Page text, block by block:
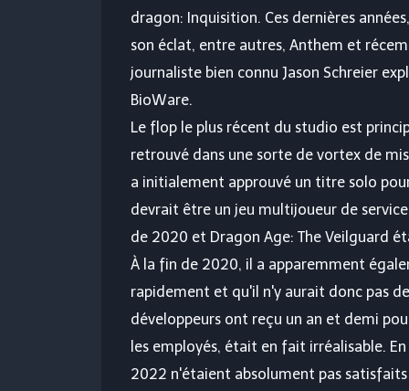
dragon: Inquisition. Ces dernières
son éclat, entre autres, Anthem et
journaliste bien connu Jason Schreier
BioWare.
Le flop le plus récent du studio est
retrouvé dans une sorte de vortex de
a initialement approuvé un titre solo
devrait être un jeu multijoueur de
de 2020 et Dragon Age: The Veilguard
À la fin de 2020, il a apparemment
rapidement et qu'il n'y aurait donc pas
développeurs ont reçu un an et demi
les employés, était en fait irréalisable.
2022 n'étaient absolument pas